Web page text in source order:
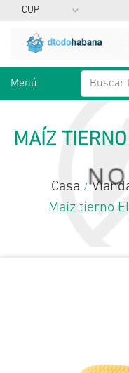
Menú
MAÍZ
Casa /
Maíz tierno